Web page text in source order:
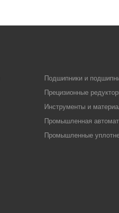
Подшипники и
Прецизионные
Инструменты и
Промышленная
Промышленные